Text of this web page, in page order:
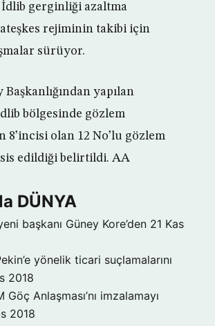
İdlib gerginliği azaltma
rejiminin takibi için
sürüyor.
yapılan
bölgesinde gözlem
8’incisi olan 12 No’lu gözlem
edildiği belirtildi. AA
DÜNYA
başkanı Güney Kore’den 21 Kas
yönelik ticari suçlamalarını
2018
Anlaşması’nı imzalamayı
2018